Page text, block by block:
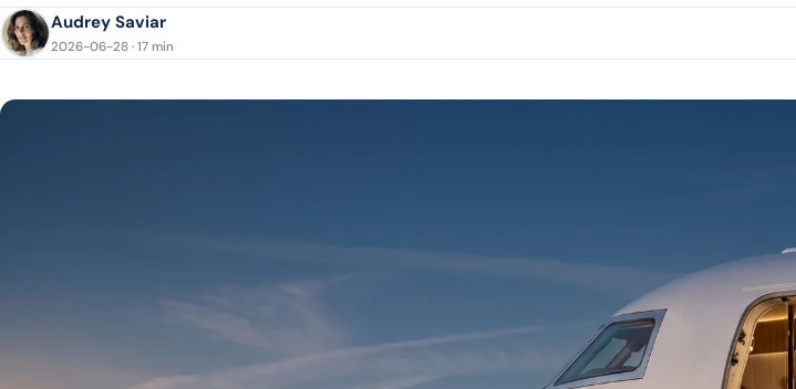
Audrey Saviar
2026-06-28 · 17 min